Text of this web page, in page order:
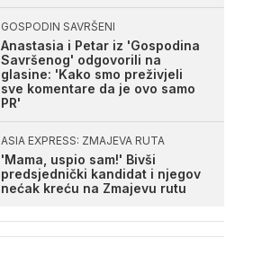
GOSPODIN SAVRŠENI
Anastasia i Petar iz 'Gospodina
Savršenog' odgovorili na
glasine: 'Kako smo preživjeli
sve komentare da je ovo samo
PR'
ASIA EXPRESS: ZMAJEVA RUTA
'Mama, uspio sam!' Bivši
predsjednički kandidat i njegov
nećak kreću na Zmajevu rutu